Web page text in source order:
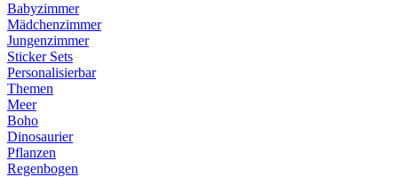
Babyzimmer
Mädchenzimmer
Jungenzimmer
Sticker Sets
Personalisierbar
Themen
Meer
Boho
Dinosaurier
Pflanzen
Regenbogen